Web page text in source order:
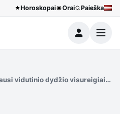
Horoskopai Orai Paieška
Meniu
vidutinio dydžio visureigiai,